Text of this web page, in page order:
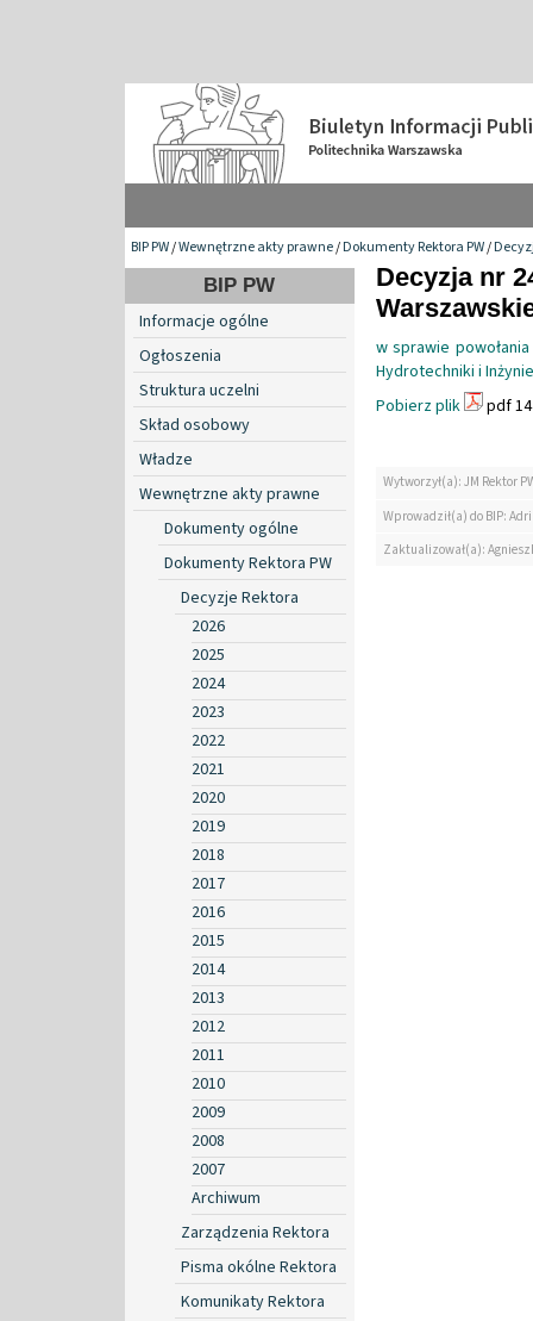
BIP PW/Wewnętrzne akty prawne/Dokumenty Rektora PW/
BIP PW
Informacje ogólne
Ogłoszenia
Struktura uczelni
Skład osobowy
Władze
Wewnętrzne akty prawne
Dokumenty ogólne
Dokumenty Rektora PW
Decyzje Rektora
2026
2025
2024
2023
2022
2021
2020
2019
2018
2017
2016
2015
2014
2013
2012
2011
2010
2009
2008
2007
Archiwum
Zarządzenia Rektora
Pisma okólne Rektora
Komunikaty Rektora
Decyzja nr
w sprawie
Hydrotechniki i
Pobierz plik
pdf
Wytworzył(a): JM Rektor
Wprowadził(a) do BIP:
Zaktualizował(a):